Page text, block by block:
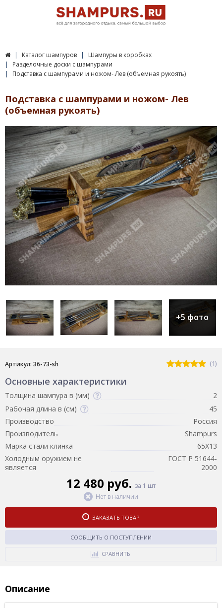
Каталог шампуров
Шампуры в коробках
Разделочные доски с шампурами
Подставка с шампурами и ножом- Лев (объемная рукоять)
Подставка с шампурами и ножом- Лев
(объемная рукоять)
+5 фото
Артикул: 36-73-sh (1)
Основные характеристики
Толщина шампура в (мм)
2
Рабочая длина в (см)
45
Производство
Россия
Производитель
Shampurs
Марка стали клинка
65Х13
Холодным оружием не
является
ГОСТ Р 51644-
2000
12 480 руб. за 1 шт
Нет в наличии
ЗАКАЗАТЬ ТОВАР
СООБЩИТЬ О ПОСТУПЛЕНИИ
СРАВНИТЬ
Описание